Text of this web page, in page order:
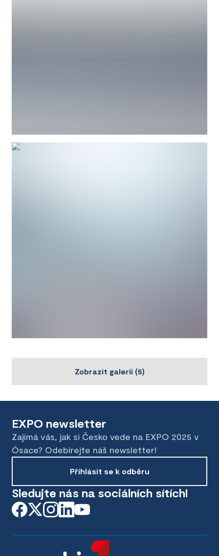
Zobrazit galerii (5)
EXPO newsletter
Zajímá vás, jak si Česko vede na EXPO 2025 v
Ósace? Odebírejte náš newsletter!
Přihlásit se k odběru
Sledujte nás na sociálních sítích!